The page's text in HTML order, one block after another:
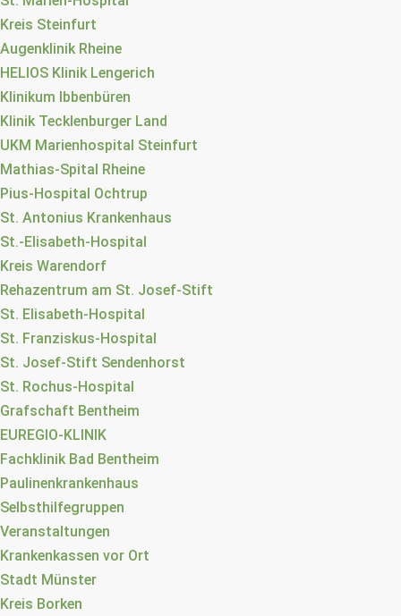
Kreis Steinfurt
Augenklinik Rheine
HELIOS Klinik Lengerich
Klinikum Ibbenbüren
Klinik Tecklenburger Land
UKM Marienhospital Steinfurt
Mathias-Spital Rheine
Pius-Hospital Ochtrup
St. Antonius Krankenhaus
St.-Elisabeth-Hospital
Kreis Warendorf
Rehazentrum am St. Josef-Stift
St. Elisabeth-Hospital
St. Franziskus-Hospital
St. Josef-Stift Sendenhorst
St. Rochus-Hospital
Grafschaft Bentheim
EUREGIO-KLINIK
Fachklinik Bad Bentheim
Paulinenkrankenhaus
Selbsthilfegruppen
Veranstaltungen
Krankenkassen vor Ort
Stadt Münster
Kreis Borken